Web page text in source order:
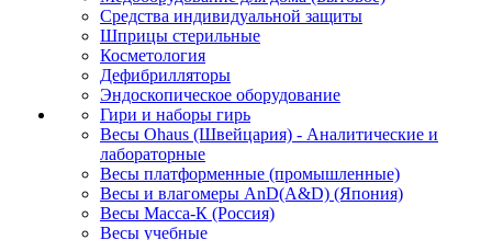
Средства индивидуальной защиты
Шприцы стерильные
Косметология
Дефибрилляторы
Эндоскопическое оборудование
Гири и наборы гирь
Весы Ohaus (Швейцария) - Аналитические и
лабораторные
Весы платформенные (промышленные)
Весы и влагомеры AnD(A&D) (Япония)
Весы Масса-К (Россия)
Весы учебные